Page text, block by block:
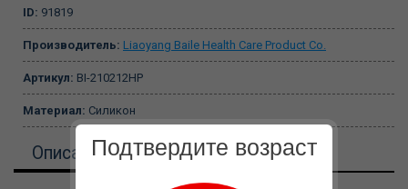
ID: 91819
Производитель: Liaoyang Baile Health Care Product Co.
Артикул: BI-210212HP
Материал: Силикон
ОписаниеПодтвердите возраст